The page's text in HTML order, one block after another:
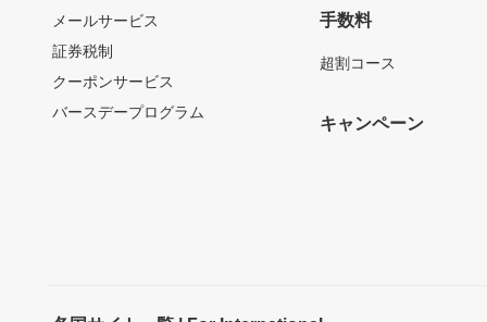
メールサービス
証券税制
クーポンサービス
バースデープログラム
手数料
超割コース
キャンペーン